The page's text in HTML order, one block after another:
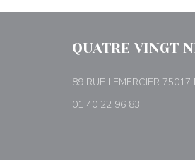
QUATRE VINGT
89 RUE LEMERCIER 75017
01 40 22 96 83